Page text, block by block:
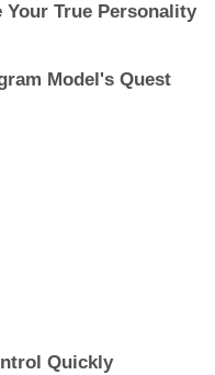
Your True Personality
Model's Quest
Quickly